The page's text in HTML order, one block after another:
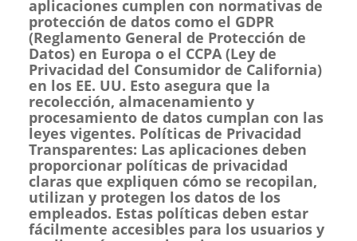
aplicaciones cumplen con normativas de
protección de datos como el GDPR
(Reglamento General de Protección de
Datos) en Europa o el CCPA (Ley de
Privacidad del Consumidor de California)
en los EE. UU. Esto asegura que la
recolección, almacenamiento y
procesamiento de datos cumplan con las
leyes vigentes. Políticas de Privacidad
Transparentes: Las aplicaciones deben
proporcionar políticas de privacidad
claras que expliquen cómo se recopilan,
utilizan y protegen los datos de los
empleados. Estas políticas deben estar
fácilmente accesibles para los usuarios y